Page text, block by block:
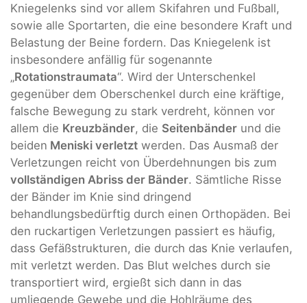
Kniegelenks sind vor allem Skifahren und Fußball,
sowie alle Sportarten, die eine besondere Kraft und
Belastung der Beine fordern. Das Kniegelenk ist
insbesondere anfällig für sogenannte
„Rotationstraumata“. Wird der Unterschenkel
gegenüber dem Oberschenkel durch eine kräftige,
falsche Bewegung zu stark verdreht, können vor
allem die Kreuzbänder, die Seitenbänder und die
beiden Meniski verletzt werden. Das Ausmaß der
Verletzungen reicht von Überdehnungen bis zum
vollständigen Abriss der Bänder. Sämtliche Risse
der Bänder im Knie sind dringend
behandlungsbedürftig durch einen Orthopäden. Bei
den ruckartigen Verletzungen passiert es häufig,
dass Gefäßstrukturen, die durch das Knie verlaufen,
mit verletzt werden. Das Blut welches durch sie
transportiert wird, ergießt sich dann in das
umliegende Gewebe und die Hohlräume des